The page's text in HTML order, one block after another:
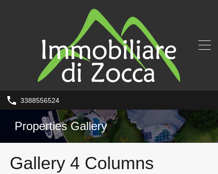
3388556524
Properties Gallery
Gallery 4 Columns